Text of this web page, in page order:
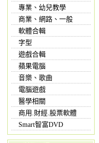
專業、幼兒教學
商業、網路、一般
軟體合輯
字型
遊戲合輯
蘋果電腦
音樂、歌曲
電腦遊戲
醫學相關
商用.財經.股票軟體
Smart智富DVD